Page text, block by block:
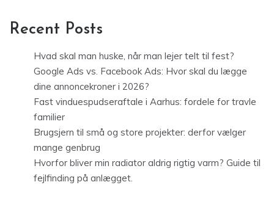
Recent Posts
Hvad skal man huske, når man lejer telt til fest?
Google Ads vs. Facebook Ads: Hvor skal du lægge
dine annoncekroner i 2026?
Fast vinduespudseraftale i Aarhus: fordele for travle
familier
Brugsjern til små og store projekter: derfor vælger
mange genbrug
Hvorfor bliver min radiator aldrig rigtig varm? Guide til
fejlfinding på anlægget.